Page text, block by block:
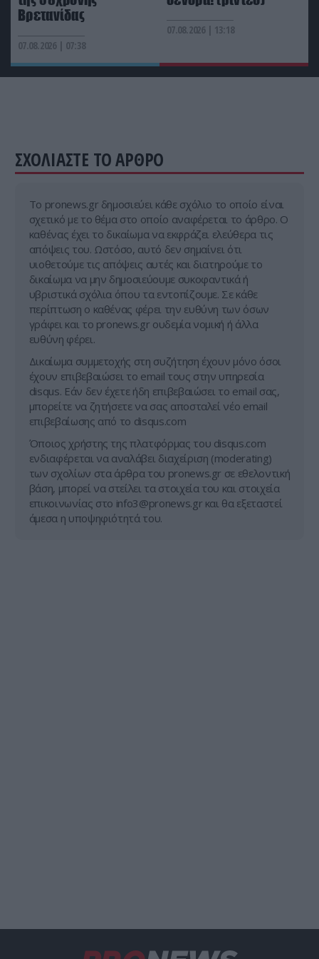
ΕΣΩΤΕΡΙΚΗ ΑΣΦΑΛΕΙΑ 20:28
Φορτηγό «έφυγε» μόνο του και καρφώθηκε σε
πολυκατοικία στη Μαγνησία (φώτο)
Βρετανίδας
07.08.2026 | 07:38
07.08.2026 | 13:18
ΣΧΟΛΙΑΣΤΕ ΤΟ ΑΡΘΡΟ
Tο pronews.gr δημοσιεύει κάθε σχόλιο το οποίο είναι
σχετικό με το θέμα στο οποίο αναφέρεται το άρθρο. Ο
καθένας έχει το δικαίωμα να εκφράζει ελεύθερα τις
απόψεις του. Ωστόσο, αυτό δεν σημαίνει ότι
υιοθετούμε τις απόψεις αυτές και διατηρούμε το
δικαίωμα να μην δημοσιεύουμε συκοφαντικά ή
υβριστικά σχόλια όπου τα εντοπίζουμε. Σε κάθε
περίπτωση ο καθένας φέρει την ευθύνη των όσων
γράφει και το pronews.gr ουδεμία νομική ή άλλα
ευθύνη φέρει.
Δικαίωμα συμμετοχής στη συζήτηση έχουν μόνο όσοι
έχουν επιβεβαιώσει το email τους στην υπηρεσία
disqus. Εάν δεν έχετε ήδη επιβεβαιώσει το email σας,
μπορείτε να ζητήσετε να σας αποσταλεί νέο email
επιβεβαίωσης από το disqus.com
Όποιος χρήστης της πλατφόρμας του disqus.com
ενδιαφέρεται να αναλάβει διαχείριση (moderating)
των σχολίων στα άρθρα του pronews.gr σε εθελοντική
βάση, μπορεί να στείλει τα στοιχεία του και στοιχεία
επικοινωνίας στο info3@pronews.gr και θα εξεταστεί
άμεσα η υποψηφιότητά του.